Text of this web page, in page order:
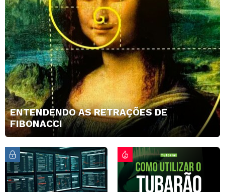
ENTENDENDO AS RETRAÇÕES DE
FIBONACCI